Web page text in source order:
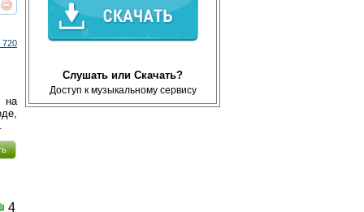
Слушать или Скачать?
Доступ к музыкальному сервису
интересует
720
на
4